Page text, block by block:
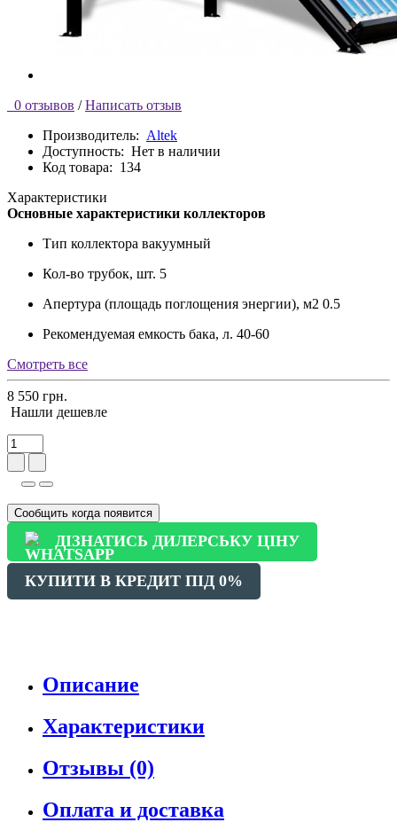
0 отзывов / Написать отзыв
Производитель: Altek
Доступность: Нет в наличии
Код товара: 134
Характеристики
Основные характеристики коллекторов
Тип коллектора вакуумный
Кол-во трубок, шт. 5
Апертура (площадь поглощения энергии), м2 0.5
Рекомендуемая емкость бака, л. 40-60
Смотреть все
8 550 грн.
Нашли дешевле
Сообщить когда появится
ДІЗНАТИСЬ ДИЛЕРСЬКУ ЦІНУ
КУПИТИ В КРЕДИТ ПІД 0%
Описание
Характеристики
Отзывы (0)
Оплата и доставка